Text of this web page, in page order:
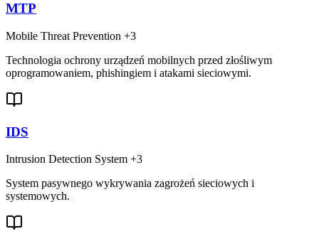
MTP
Mobile Threat Prevention +3
Technologia ochrony urządzeń mobilnych przed złośliwym
oprogramowaniem, phishingiem i atakami sieciowymi.
IDS
Intrusion Detection System +3
System pasywnego wykrywania zagrożeń sieciowych i
systemowych.